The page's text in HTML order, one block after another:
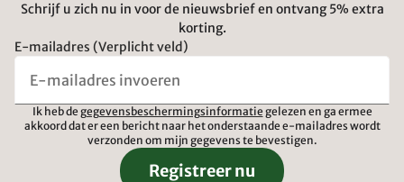
Schrijf u zich nu in voor de nieuwsbrief en ontvang 5% extra
korting.
E-mailadres (Verplicht veld)
Ik heb de gegevensbeschermingsinformatie gelezen en ga ermee
akkoord dat er een bericht naar het onderstaande e-mailadres wordt
verzonden om mijn gegevens te bevestigen.
Registreer nu